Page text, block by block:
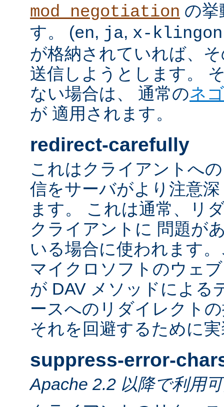
mod_negotiation の挙
す。 (en, ja, x-klingon
が格納されていれば、
送信しようとします。
ない場合は、 通常のネ
が 適用されます。
redirect-carefully
これはクライアントへ
信をサーバがより注意
ます。 これは通常、リ
クライアントに 問題が
いる場合に使われます
マイクロソフトのウェ
が DAV メソッドによる
ースへのリダイレクト
それを回避するために
suppress-error-
Apache 2.2 以降で利用